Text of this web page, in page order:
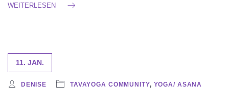
WEITERLESEN
11. JAN.
DENISE TAVAYOGA COMMUNITY, YOGA/ ASANA